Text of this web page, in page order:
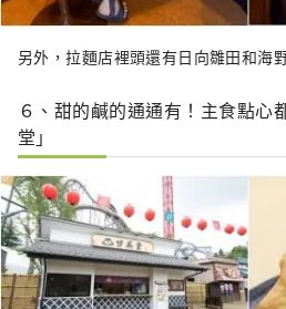
另外，拉麵店裡頭還有日向雛田和海
６、甜的鹹的通通有！主食點心
堂」